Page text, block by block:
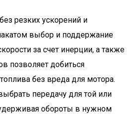
резких ускорений и
выбор и поддержание
за счет инерции, а также
позволяет добиться
без вреда для мотора.
передачу для той или
обороты в нужном